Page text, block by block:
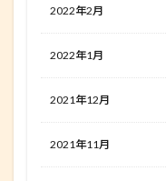
2022年2月
2022年1月
2021年12月
2021年11月